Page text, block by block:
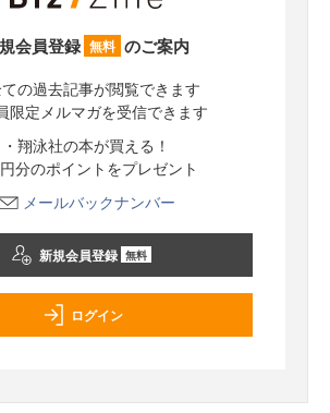
会員登録 無料 のご案内
ての過去記事が閲覧できます
限定メルマガを受信できます
・翔泳社の本が買える！
分のポイントをプレゼント
メールバックナンバー
新規会員登録 無料
ログイン